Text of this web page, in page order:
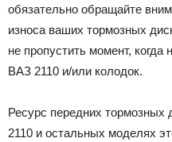
обязательно обращайте
износа ваших тормозных
не пропустить момент, когда
ВАЗ 2110 и/или колодок.
Ресурс передних
2110 и остальных моделях